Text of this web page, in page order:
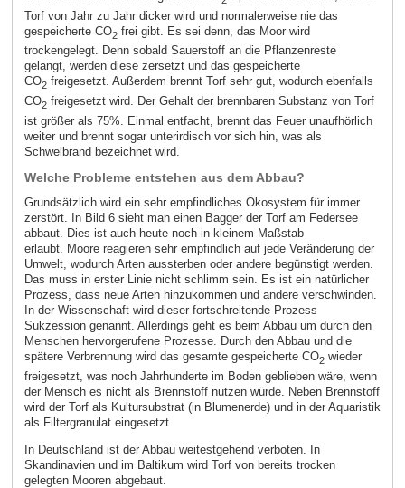
Torf von Jahr zu Jahr dicker wird und normalerweise nie das
gespeicherte CO2frei gibt. Es sei denn, das Moor wird
trockengelegt. Denn sobald Sauerstoff an die Pflanzenreste
gelangt, werden diese zersetzt und das gespeicherte
CO2freigesetzt. Außerdem brennt Torf sehr gut, wodurch ebenfalls
CO2freigesetzt wird. Der Gehalt der brennbaren Substanz von Torf
ist größer als 75%. Einmal entfacht, brennt das Feuer unaufhörlich
weiter und brennt sogar unterirdisch vor sich hin, was als
Schwelbrand bezeichnet wird.
Welche Probleme entstehen aus dem Abbau?
Grundsätzlich wird ein sehr empfindliches Ökosystem für immer
zerstört. In Bild 6 sieht man einen Bagger der Torf am Federsee
abbaut. Dies ist auch heute noch in kleinem Maßstab
erlaubt. Moore reagieren sehr empfindlich auf jede Veränderung der
Umwelt, wodurch Arten aussterben oder andere begünstigt werden.
Das muss in erster Linie nicht schlimm sein. Es ist ein natürlicher
Prozess, dass neue Arten hinzukommen und andere verschwinden.
In der Wissenschaft wird dieser fortschreitende Prozess
Sukzession genannt. Allerdings geht es beim Abbau um durch den
Menschen hervorgerufene Prozesse. Durch den Abbau und die
spätere Verbrennung wird das gesamte gespeicherte CO2wieder
freigesetzt, was noch Jahrhunderte im Boden geblieben wäre, wenn
der Mensch es nicht als Brennstoff nutzen würde. Neben Brennstoff
wird der Torf als Kultursubstrat (in Blumenerde) und in der Aquaristik
als Filtergranulat eingesetzt.
In Deutschland ist der Abbau weitestgehend verboten. In
Skandinavien und im Baltikum wird Torf von bereits trocken
gelegten Mooren abgebaut.